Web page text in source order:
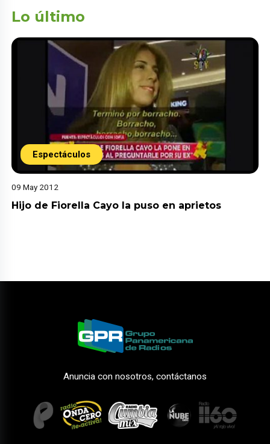
Lo último
Espectáculos
09 May 2012
Hijo de Fiorella Cayo la puso en aprietos
Anuncia con nosotros, contáctanos